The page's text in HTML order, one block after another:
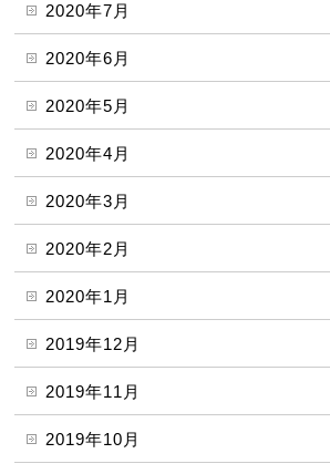
2020年7月
2020年6月
2020年5月
2020年4月
2020年3月
2020年2月
2020年1月
2019年12月
2019年11月
2019年10月